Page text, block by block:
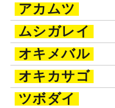
アカムツ
ムシガレイ
オキメバル
オキカサゴ
ツボダイ